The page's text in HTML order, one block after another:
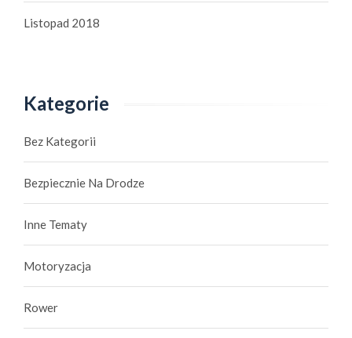
Listopad 2018
Kategorie
Bez Kategorii
Bezpiecznie Na Drodze
Inne Tematy
Motoryzacja
Rower